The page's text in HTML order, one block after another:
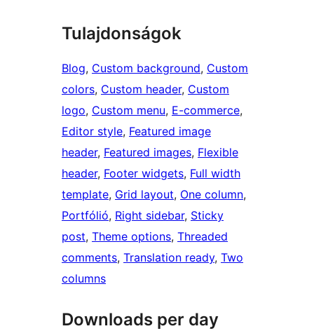
Tulajdonságok
Blog, Custom background, Custom
colors, Custom header, Custom
logo, Custom menu, E-commerce
Editor style, Featured image
header, Featured images, Flexible
header, Footer widgets, Full width
template, Grid layout, One column
Portfólió, Right sidebar, Sticky
post, Theme options, Threaded
comments, Translation ready, Two
columns
Downloads per day